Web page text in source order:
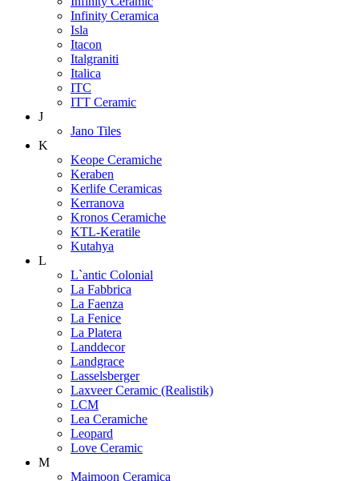
Infinity Ceramica
Isla
Itacon
Italgraniti
Italica
ITC
ITT Ceramic
J
Jano Tiles
K
Keope Ceramiche
Keraben
Kerlife Ceramicas
Kerranova
Kronos Ceramiche
KTL-Keratile
Kutahya
L
L`antic Colonial
La Fabbrica
La Faenza
La Fenice
La Platera
Landdecor
Landgrace
Lasselsberger
Laxveer Ceramic (Realistik)
LCM
Lea Ceramiche
Leopard
Love Ceramic
M
Maimoon Ceramica